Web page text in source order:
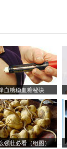
血糖稳血糖秘诀
强壮必看（组图）